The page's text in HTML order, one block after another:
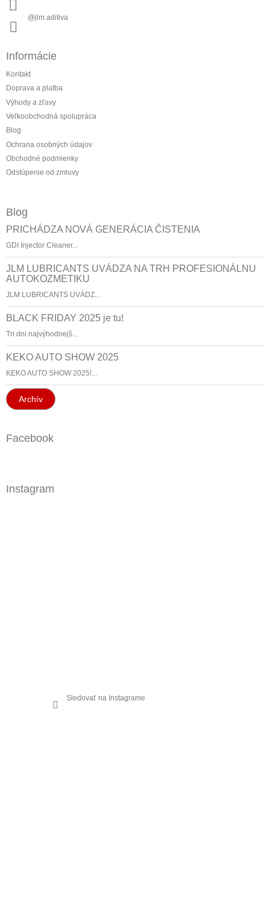
@jlm.aditiva
Informácie
Kontakt
Doprava a platba
Výhody a zľavy
Veľkoobchodná spolupráca
Blog
Ochrana osobných údajov
Obchodné podmienky
Odstúpenie od zmluvy
Blog
PRICHÁDZA NOVÁ GENERÁCIA ČISTENIA
GDI Injector Cleaner...
JLM LUBRICANTS UVÁDZA NA TRH PROFESIONÁLNU
AUTOKOZMETIKU
JLM LUBRICANTS UVÁDZ...
BLACK FRIDAY 2025 je tu!
Tri dni najvýhodnejš...
KEKO AUTO SHOW 2025
KEKO AUTO SHOW 2025!...
Archív
Facebook
Instagram
Sledovať na Instagrame